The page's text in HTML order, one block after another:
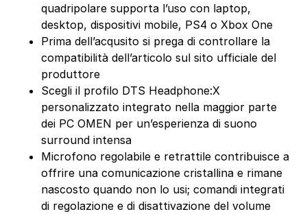
quadripolare supporta l’uso con laptop,
desktop, dispositivi mobile, PS4 o Xbox One
Prima dell’acqusito si prega di controllare la
compatibilità dell’articolo sul sito ufficiale del
produttore
Scegli il profilo DTS Headphone:X
personalizzato integrato nella maggior parte
dei PC OMEN per un’esperienza di suono
surround intensa
Microfono regolabile e retrattile contribuisce a
offrire una comunicazione cristallina e rimane
nascosto quando non lo usi; comandi integrati
di regolazione e di disattivazione del volume